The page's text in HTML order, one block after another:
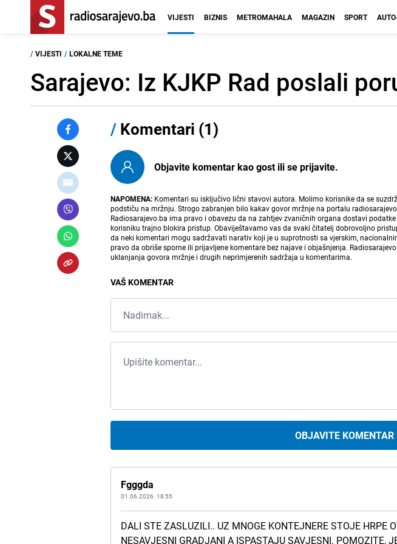
VIJESTI BIZNIS METROMAHALA MAGAZIN SPORT
/ VIJESTI / LOKALNE TEME
Sarajevo: Iz KJKP Rad poslali
/ Komentari (1)
Objavite komentar kao gost ili se prijavite.
NAPOMENA: Komentari su isključivo lični stavovi autora. Molimo korisnike da se
podstiču na mržnju. Strogo zabranjen bilo kakav govor mržnje na portalu
Radiosarajevo.ba ima pravo i obavezu da na zahtjev zvaničnih organa dostavi
korisniku trajno blokira pristup. Obaviještavamo vas da svaki čitatelj dobrovoljno
da neki komentari mogu sadržavati narativ koji je u suprotnosti sa vjerskim,
pravo da obriše sporne ili prijavljene komentare bez najave i objašnjenja.
uklanjanja govora mržnje i drugih neprimjerenih sadržaja u komentarima.
VAŠ KOMENTAR
OBJAVITE KOMENTAR
Fgggda
01.06.2026. 18:55
DALI STE ZASLUZILI.. UZ MNOGE KONTEJNERE STOJE HRPE
NESAVJESNI GRADJANI A ISPASTAJU SAVJESNI. POMOZITE,